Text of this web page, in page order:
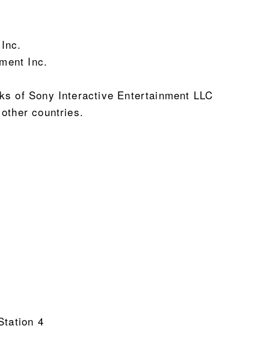
Inc.
of Sony Interactive Entertainment LLC
countries.
4